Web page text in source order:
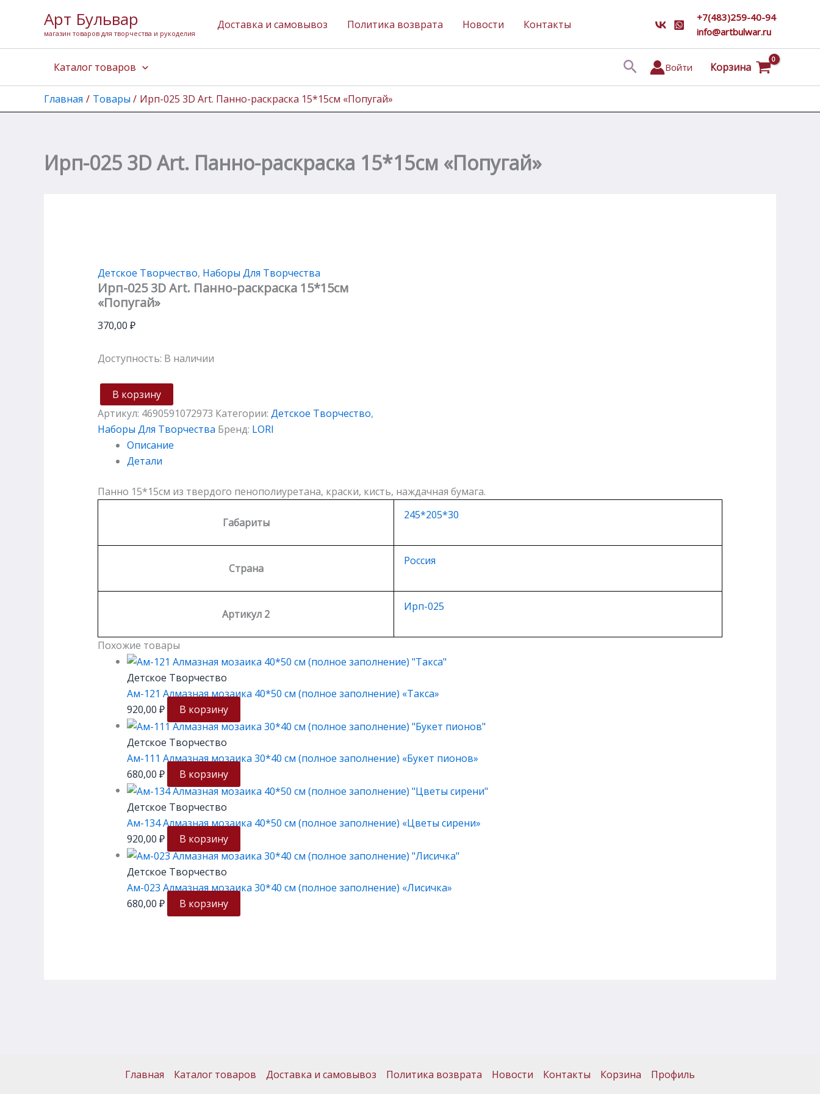
содержимому
Арт Бульвар
магазин товаров для творчества и рукоделия
Доставка и самовывоз Политика возврата Новости Контакты
+7(483)259-40-94
info@artbulwar.ru
Каталог товаров ПоискВойти Корзина
Главная Товары Ирп-025 3D Art. Панно-раскраска 15*15см «Попугай»
Ирп-025 3D Art. Панно-раскраска 15*15см «Попугай»
Детское Творчество, Наборы Для Творчества
Ирп-025 3D Art. Панно-раскраска 15*15см
«Попугай»
370,00 ₽
Доступность: В наличии
товара
Ирп-025
Панно-
"Попугай"
В корзину
Артикул: 4690591072973 Категории: Детское Творчество,
Наборы Для Творчества Бренд: LORI
Описание
Детали
Панно 15*15см из твердого пенополиуретана, краски, кисть, наждачная бумага.
Габариты
245*205*30
Страна
Россия
Артикул 2
Ирп-025
Похожие товары
Детское Творчество
Ам-121 Алмазная мозаика 40*50 см (полное заполнение) «Такса»
920,00 ₽ В корзину
Детское Творчество
Ам-111 Алмазная мозаика 30*40 см (полное заполнение) «Букет пионов»
680,00 ₽ В корзину
Детское Творчество
Ам-134 Алмазная мозаика 40*50 см (полное заполнение) «Цветы сирени»
920,00 ₽ В корзину
Детское Творчество
Ам-023 Алмазная мозаика 30*40 см (полное заполнение) «Лисичка»
680,00 ₽ В корзину
Главная Каталог товаров Доставка и самовывоз Политика возврата Новости Контакты Корзина Профиль